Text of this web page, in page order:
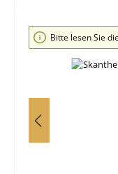
Bildergalerie
Bitte lesen Sie